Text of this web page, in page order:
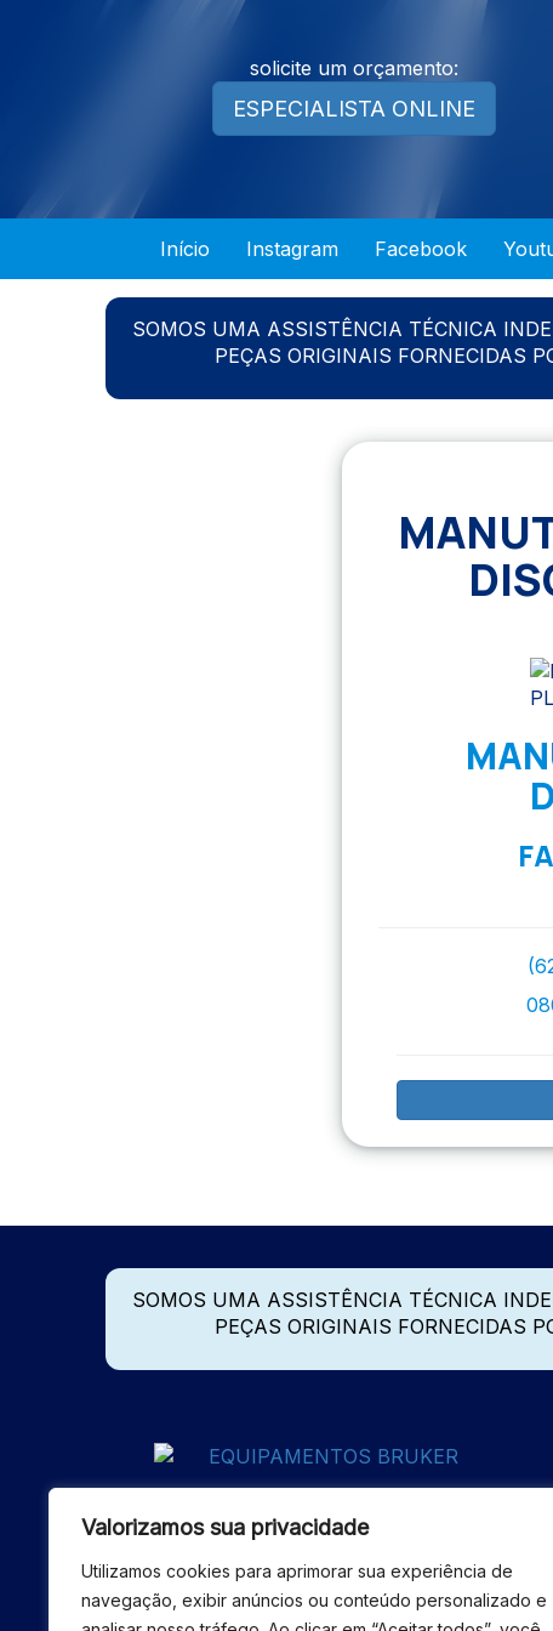
Valorizamos sua privacidade
Utilizamos cookies para aprimorar sua experiência de
navegação, exibir anúncios ou conteúdo personalizado e
solicite um orçamento:
ESPECIALISTA ONLINE
Início Instagram Facebook
SOMOS UMA ASSISTÊNCIA TÉCNICA
PEÇAS ORIGINAIS FORNECIDAS
SOMOS UMA ASSISTÊNCIA TÉCNICA
PEÇAS ORIGINAIS FORNECIDAS